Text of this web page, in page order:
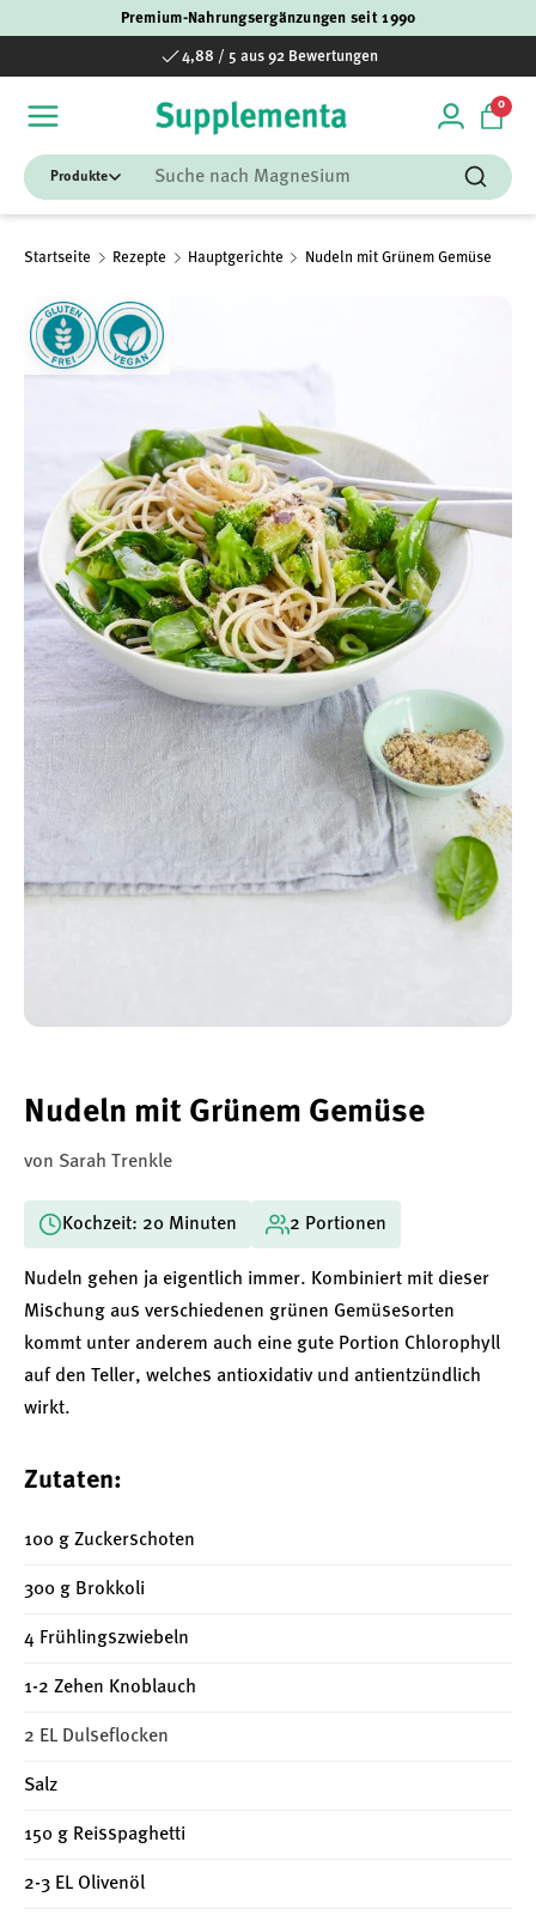
Premium-Nahrungsergänzungen seit 1990
4,88 / 5 aus 92 Bewertungen
Einloggen
00
Suchen
Suchen
Startseite Rezepte Hauptgerichte Nudeln mit Grünem Gemüse
Nudeln mit Grünem Gemüse
von Sarah Trenkle
Kochzeit: 20 Minuten 2 Portionen
Nudeln gehen ja eigentlich immer. Kombiniert mit dieser
Mischung aus verschiedenen grünen Gemüsesorten
kommt unter anderem auch eine gute Portion Chlorophyll
auf den Teller, welches antioxidativ und antientzündlich
wirkt.
Zutaten:
100 g Zuckerschoten
300 g Brokkoli
4 Frühlingszwiebeln
1-2 Zehen Knoblauch
2 EL Dulseflocken
Salz
150 g Reisspaghetti
2-3 EL Olivenöl